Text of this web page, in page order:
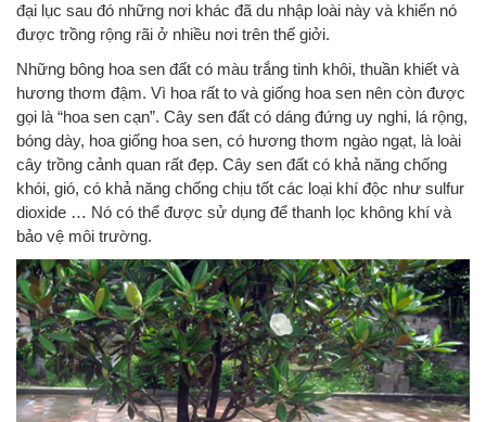
đại lục sau đó những nơi khác đã du nhập loài này và khiến nó
được trồng rộng rãi ở nhiều nơi trên thế giởi.
Những bông hoa sen đất có màu trắng tinh khôi, thuần khiết và
hương thơm đậm. Vì hoa rất to và giống hoa sen nên còn được
gọi là “hoa sen cạn”. Cây sen đất có dáng đứng uy nghi, lá rộng,
bóng dày, hoa giống hoa sen, có hương thơm ngào ngạt, là loài
cây trồng cảnh quan rất đẹp. Cây sen đất có khả năng chống
khói, gió, có khả năng chống chịu tốt các loại khí độc như sulfur
dioxide … Nó có thể được sử dụng để thanh lọc không khí và
bảo vệ môi trường.